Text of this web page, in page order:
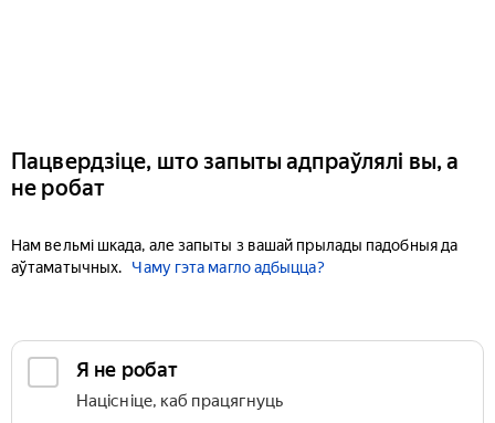
Пацвердзіце, што запыты адпраўлялі вы, а
не робат
Нам вельмі шкада, але запыты з вашай прылады падобныя да
аўтаматычных.
Чаму гэта магло адбыцца?
Я не робат
Націсніце, каб працягнуць